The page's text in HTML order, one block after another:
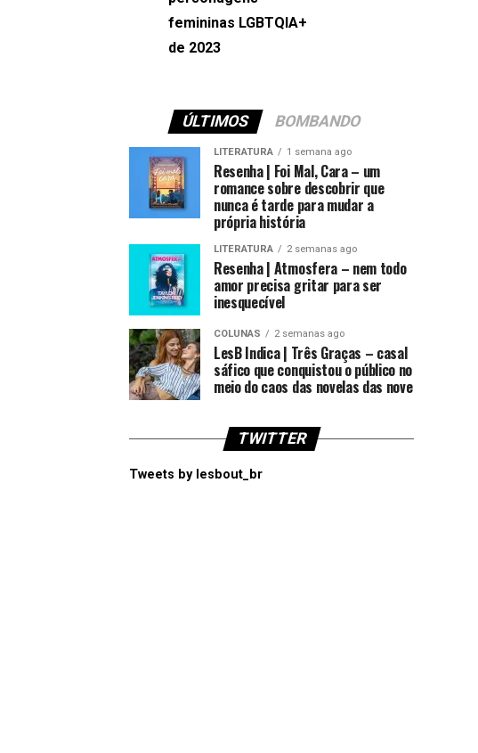
femininas LGBTQIA+
de 2023
ÚLTIMOS BOMBANDO
LITERATURA 1 semana ago
Resenha | Foi Mal, Cara – um
romance sobre descobrir que
nunca é tarde para mudar a
própria história
LITERATURA 2 semanas ago
Resenha | Atmosfera – nem todo
amor precisa gritar para ser
inesquecível
COLUNAS 2 semanas ago
LesB Indica | Três Graças – casal
sáfico que conquistou o público no
meio do caos das novelas das nove
TWITTER
Tweets by lesbout_br